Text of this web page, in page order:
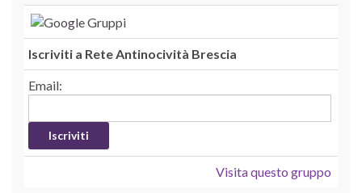
Iscriviti a Rete Antinocività Brescia
Email:
Visita questo gruppo